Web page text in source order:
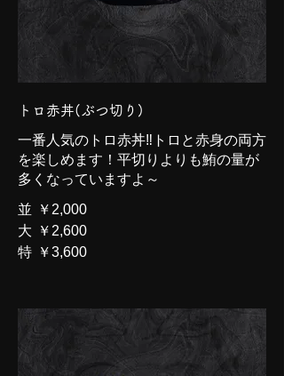
トロ赤丼(ぶつ切り)
一番人気のトロ赤丼‼トロと赤身の両方
を楽しめます！平切りよりも鮪の量が
多くなっていますよ～
並
￥2,000
大
￥2,600
特 ￥3,600